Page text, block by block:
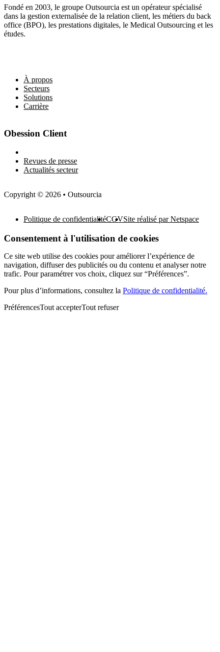
Fondé en 2003, le groupe Outsourcia est un opérateur spécialisé
dans la gestion externalisée de la relation client, les métiers du back
office (BPO), les prestations digitales, le Medical Outsourcing et les
études.
À propos
Secteurs
Solutions
Carrière
Obession Client
Revues de presse
Actualités secteur
Copyright © 2026 • Outsourcia
Politique de confidentialitéCGVSite réalisé par Netspace
Consentement à l'utilisation de cookies
Ce site web utilise des cookies pour améliorer l’expérience de
navigation, diffuser des publicités ou du contenu et analyser notre
trafic. Pour paramétrer vos choix, cliquez sur “Préférences”.
Pour plus d’informations, consultez la Politique de confidentialité.
PréférencesTout accepterTout refuser